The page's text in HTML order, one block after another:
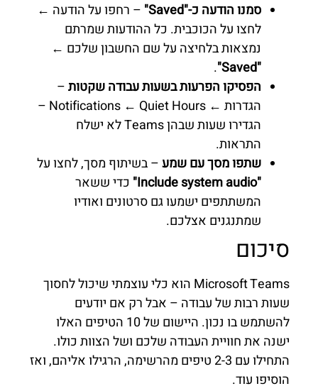
סמנו הודעה כ-"Saved"
– רחפו על הודעה ←
לחצו על הכוכבית. כל ההודעות שמרתם
נמצאות בלחיצה על שם החשבון שלכם ←
"Saved"
.
הפסיקו הפרעות בשעות עבודה שקטות–
הגדרות ← Notifications ← Quiet Hours –
הגדירו שעות שבהן Teams לא ישלח
התראות.
שתפו מסך עם שמע– בשיתוף מסך, לחצו על
"Include system audio"
כדי ששאר
המשתתפים ישמעו גם סרטונים ואודיו
שמתנגנים אצלכם.
סיכום
Microsoft Teams הוא כלי עוצמתי שיכול לחסוך
שעות רבות של עבודה – אבל רק אם יודעים
להשתמש בו נכון. היישום של 10 הטיפים האלו
ישנה את חוויית העבודה שלכם ושל הצוות כולו.
התחילו עם 2-3 טיפים מהרשימה, הרגילו אליהם, ואז
הוסיפו עוד.